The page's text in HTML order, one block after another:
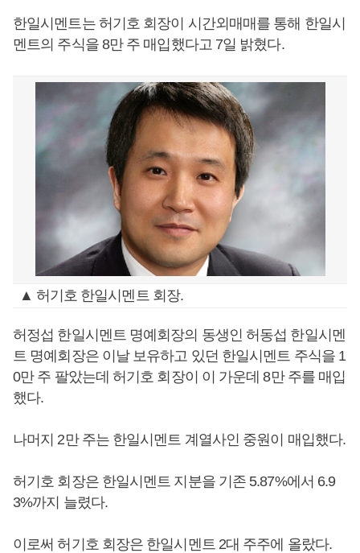
한일시멘트는 허기호 회장이 시간외매매를 통해 한일시
멘트의 주식을 8만 주 매입했다고 7일 밝혔다.
▲ 허기호 한일시멘트 회장.
허정섭 한일시멘트 명예회장의 동생인 허동섭 한일시멘
트 명예회장은 이날 보유하고 있던 한일시멘트 주식을 1
0만 주 팔았는데 허기호 회장이 이 가운데 8만 주를 매입
했다.
나머지 2만 주는 한일시멘트 계열사인 중원이 매입했다.
허기호 회장은 한일시멘트 지분을 기존 5.87%에서 6.9
3%까지 늘렸다.
이로써 허기호 회장은 한일시멘트 2대 주주에 올랐다.